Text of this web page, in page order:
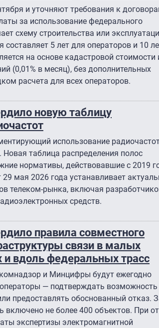
и уточняют требования к
за использование федерального
схему строительства или
составляет 5 лет для операторов и 10
на основе кадастровой стоимости
(0,01% в месяц), без дополнительных
расчета для всех операторов.
новую таблицу
использование
Новая таблица распределения полос
нормативы, действовавшие с 2019
мая 2026 года устанавливает
телеком-рынка, включая
средств.
правила совместного
связи в малых
и вдоль федеральных трасс
и Минцифры будут ежегодно
— подтверждать возможность
предоставлять обоснованный отказ.
включено не более 400 объектов. При
экспертизы электромагнитной